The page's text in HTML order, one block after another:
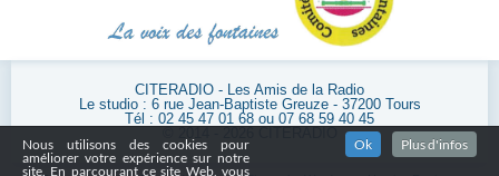
CITERADIO - Les Amis de la Radio
Le studio : 6 rue Jean-Baptiste Greuze - 37200 Tours
Tél : 02 45 47 01 68 ou 07 68 59 40 45
Nous utilisons des cookies pour
améliorer votre expérience sur notre
site. En parcourant ce site Web, vous
Ok Plus d'infos